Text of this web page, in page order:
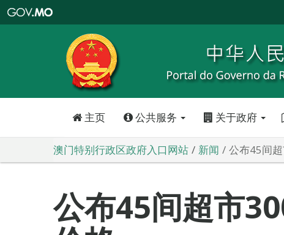
特
政
区
政
口
主页 公共服务 关于政府
澳门特别行政区政府入口网站 新闻 公布45间
公布45间超市